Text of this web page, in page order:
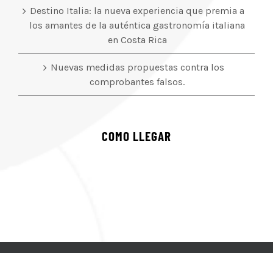
Destino Italia: la nueva experiencia que premia a
los amantes de la auténtica gastronomía italiana
en Costa Rica
Nuevas medidas propuestas contra los
comprobantes falsos.
COMO LLEGAR